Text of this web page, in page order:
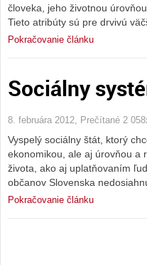
človeka, jeho životnou
Tieto atribúty sú pre drvivú
Pokračovanie článku
Sociálny
8. februára 2012, Prečítané 2
Vyspelý sociálny štát, ktorý
ekonomikou, ale aj úrovňou a
života, ako aj uplatňovaním
občanov Slovenska
Pokračovanie článku